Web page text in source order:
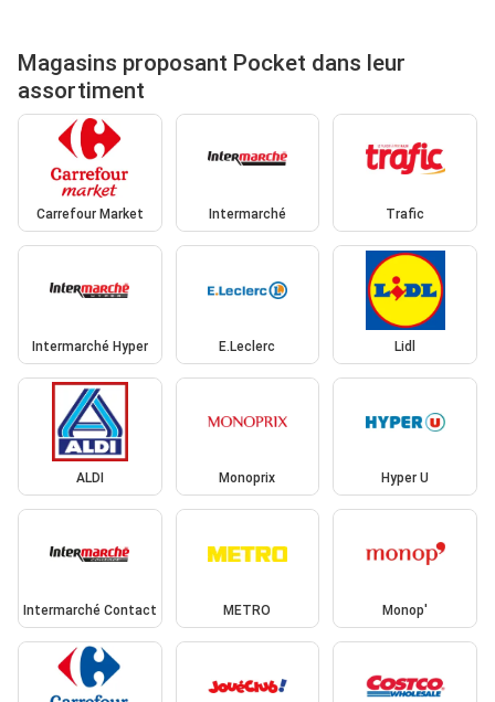
Magasins proposant Pocket dans leur
assortiment
Carrefour Market Intermarché Trafic
Intermarché Hyper E.Leclerc Lidl
ALDI Monoprix Hyper U
Intermarché Contact METRO Monop'